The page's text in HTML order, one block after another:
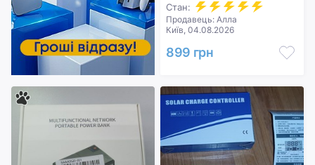
із стабілізатором
змінної напруги, 650
ВтA
Стан:
Продавець: Алла
Київ, 04.08.2026
899 грн